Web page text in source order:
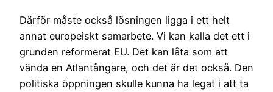
Därför måste också lösningen ligga i ett helt
annat europeiskt samarbete. Vi kan kalla det ett i
grunden reformerat EU. Det kan låta som att
vända en Atlantångare, och det är det också. Den
politiska öppningen skulle kunna ha legat i att ta